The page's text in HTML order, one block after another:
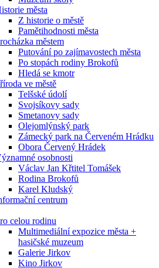
města
Z historie o městě
Pamětihodnosti města
městem
Putování po zajímavostech města
Po stopách rodiny Brokofů
Hledá se kmotr
ve městě
Telšské údolí
Svojsíkovy sady
Smetanovy sady
Olejomlýnský park
Zámecký park na Červeném Hrádku
Obora Červený Hrádek
osobnosti
Václav Jan Křtitel Tomášek
Rodina Brokofů
Karel Kludský
centrum
celou rodinu
Multimediální expozice města +
hasičské muzeum
Galerie Jirkov
Kino Jirkov